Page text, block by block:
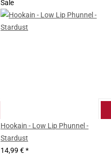
Sale
Hookain - Low Lip Phunnel -
Stardust
14,99 €*